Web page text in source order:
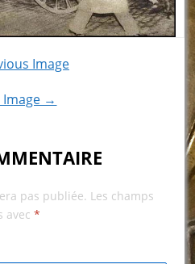
Image
Image →
pas publiée. Les champs
avec *